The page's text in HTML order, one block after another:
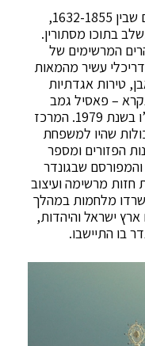
כבירתה העתיקה של אתיופיה, בשנים שבין 1632-1855,
בתוכו מסתורין.
המרשימים של
עשיר מהמאות
אבן, טירות אגדתיות
– פאסיל גמב
והוא הוכרז כאתר מורשת של אונסק”ו בשנת 1979. המרכז
שהיו למשפחת
יחד עם 20 הארמונות הפזורים ומספר
שבגונדר
חזות מרשימה ועיצוב
מלחמות במהלך
ישראל והיהדות,
בו התיישבו.